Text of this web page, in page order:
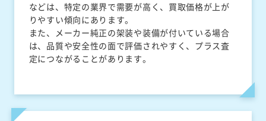
などは、特定の業界で需要が高く、買取価格が上が
りやすい傾向にあります。
また、メーカー純正の架装や装備が付いている場合
は、品質や安全性の面で評価されやすく、プラス査
定につながることがあります。